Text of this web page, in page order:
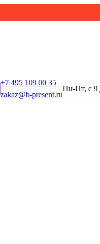
+7 495 109 00 35
zakaz@b-present.ru
Пн-Пт, с 9